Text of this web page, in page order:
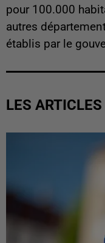
pour 100.000
autres
établis par le
LES